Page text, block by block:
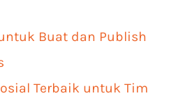
Buat dan Publish
Terbaik untuk Tim